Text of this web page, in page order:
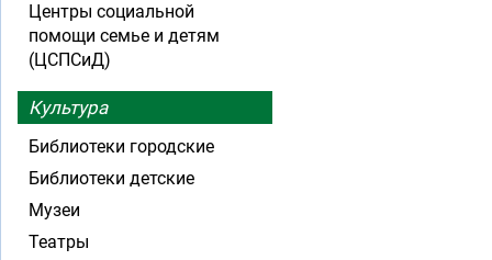
Центры социальной
помощи семье и детям
(ЦСПСиД)
Культура
Библиотеки городские
Библиотеки детские
Музеи
Театры